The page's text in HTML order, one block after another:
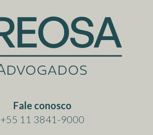
Fale conosco
+55 11 3841-9000